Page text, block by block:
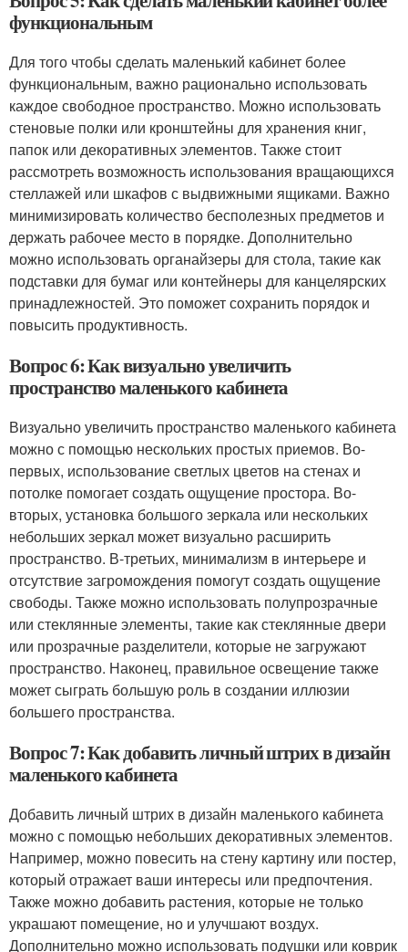
функциональным
Для того чтобы сделать маленький кабинет более
функциональным, важно рационально использовать
каждое свободное пространство. Можно использовать
стеновые полки или кронштейны для хранения книг,
папок или декоративных элементов. Также стоит
рассмотреть возможность использования вращающихся
стеллажей или шкафов с выдвижными ящиками. Важно
минимизировать количество бесполезных предметов и
держать рабочее место в порядке. Дополнительно
можно использовать органайзеры для стола, такие как
подставки для бумаг или контейнеры для канцелярских
принадлежностей. Это поможет сохранить порядок и
повысить продуктивность.
Вопрос 6: Как визуально увеличить
пространство маленького кабинета
Визуально увеличить пространство маленького кабинета
можно с помощью нескольких простых приемов. Во-
первых, использование светлых цветов на стенах и
потолке помогает создать ощущение простора. Во-
вторых, установка большого зеркала или нескольких
небольших зеркал может визуально расширить
пространство. В-третьих, минимализм в интерьере и
отсутствие загромождения помогут создать ощущение
свободы. Также можно использовать полупрозрачные
или стеклянные элементы, такие как стеклянные двери
или прозрачные разделители, которые не загружают
пространство. Наконец, правильное освещение также
может сыграть большую роль в создании иллюзии
большего пространства.
Вопрос 7: Как добавить личный штрих в дизайн
маленького кабинета
Добавить личный штрих в дизайн маленького кабинета
можно с помощью небольших декоративных элементов.
Например, можно повесить на стену картину или постер,
который отражает ваши интересы или предпочтения.
Также можно добавить растения, которые не только
украшают помещение, но и улучшают воздух.
Дополнительно можно использовать подушки или коврик